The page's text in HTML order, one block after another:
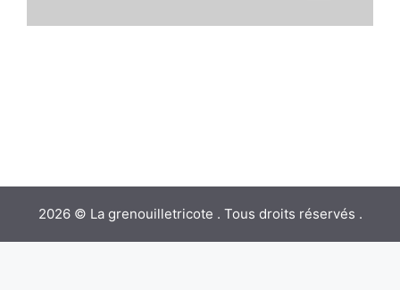
2026 © La grenouilletricote . Tous droits réservés .